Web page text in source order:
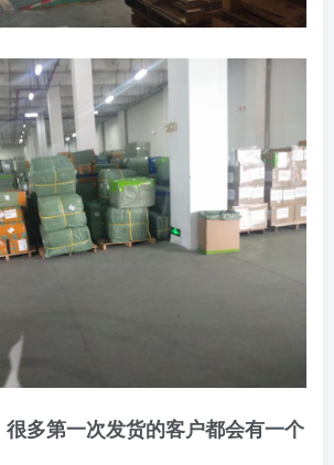
多第一次发货的客户都会有一个